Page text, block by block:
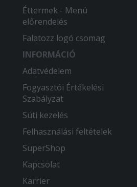
Éttermek - Menü
előrendelés
Falatozz logó csomag
INFORMÁCIÓ
Adatvédelem
Fogyasztói Értékelési
Szabályzat
Süti kezelés
Felhasználási feltételek
SuperShop
Kapcsolat
Karrier